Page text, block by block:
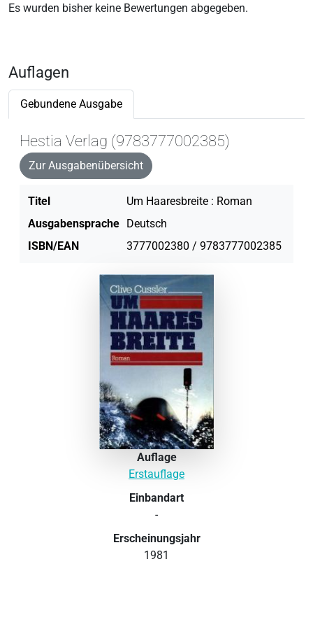
Es wurden bisher keine Bewertungen abgegeben.
Auflagen
Gebundene Ausgabe
Hestia Verlag (9783777002385)
Zur Ausgabenübersicht
Titel
Um Haaresbreite : Roman
Ausgabensprache Deutsch
ISBN/EAN
3777002380 / 9783777002385
Auflage
Erstauflage
Einbandart
-
Erscheinungsjahr
1981